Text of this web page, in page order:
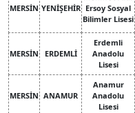
MERSİN YENİŞEHİR Ersoy Sosyal
Bilimler Lisesi
MERSİN ERDEMLİ
Erdemli
Anadolu
Lisesi
MERSİN ANAMUR
Anamur
Anadolu
Lisesi